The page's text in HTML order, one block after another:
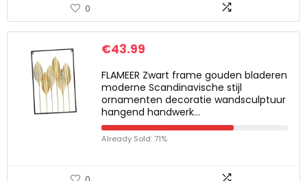
0
€43.99
FLAMEER Zwart frame gouden bladeren
moderne Scandinavische stijl
ornamenten decoratie wandsculptuur
hangend handwerk…
Already Sold: 71%